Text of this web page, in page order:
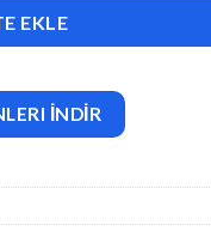
EKLE
İNDİR